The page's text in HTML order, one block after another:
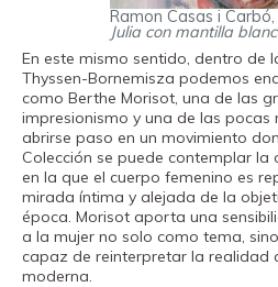
Ramon Casas i Carbó,
Julia con mantilla
En este mismo sentido, dentro de
Thyssen-Bornemisza podemos
como Berthe Morisot, una de las
impresionismo y una de las pocas
abrirse paso en un movimiento
Colección se puede contemplar la
en la que el cuerpo femenino es
mirada íntima y alejada de la
época. Morisot aporta una
a la mujer no solo como tema,
capaz de reinterpretar la realidad
moderna.